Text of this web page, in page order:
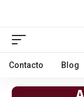
Contacto Blog